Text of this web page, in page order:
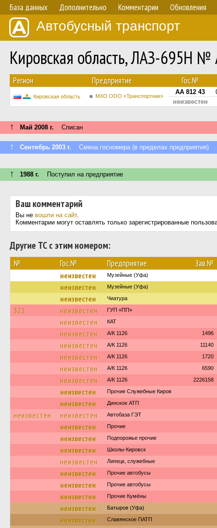
База данных Дополнительно Комментарии Обновления
Автобусный транспорт
Кировская область, ЛАЗ-695Н
Регион Предприятие Гос.№
Кировская область МХО ООО «Транспортник»
АА 812 43
неизвестен
↑ Май 2008 г. Списан
↑ Сентябрь 2003 г. Смена госномера (в пределах предприятия)
↑ 1988 г. Поступил на предприятие
Ваш комментарий
Вы не вошли на сайт.
Комментарии могут оставлять только зарегистрированные
Другие ТС с этим номером:
№ Гос.№ Предприятие Зав.№
неизвестен Музейные (Уфа)
неизвестен Музейные (Уфа)
неизвестен Чиатура
322 неизвестен ГУП «ПП»
неизвестен КАТ
неизвестен А/К 1126 1496
неизвестен А/К 1126 11140
неизвестен А/К 1126 1720
неизвестен А/К 1126 6590
неизвестен А/К 1126 2226158
неизвестен Прочие Служебные Киров
неизвестен Динское АТП
неизвестен неизвестен Автобаза ГЭТ
неизвестен Прочие
неизвестен Подпорожье прочие
неизвестен Школы-Кировск
неизвестен Липецк, служебные
неизвестен Прочие автобусы
неизвестен Прочие автобусы
неизвестен Прочие Кумёны
неизвестен Батыров (Уфа)
неизвестен Славянское ПАТП